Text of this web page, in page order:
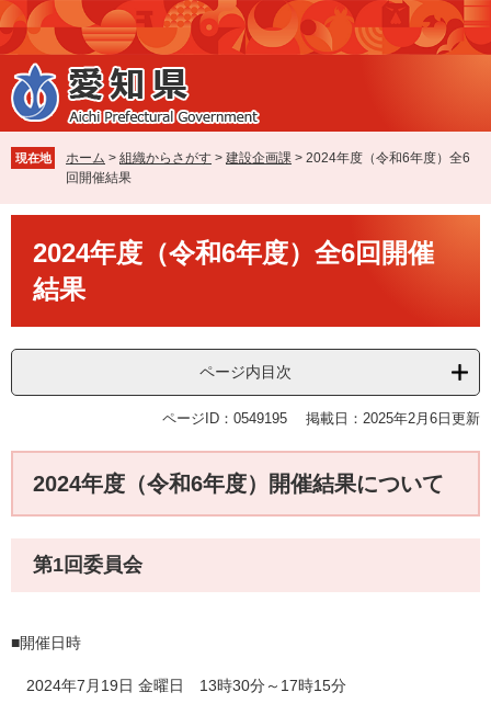
ペ
ー
ジ
の
先
で
す
メ
ニ
ュ
ー
を
ば
し
本
現在地 ホーム > 組織からさがす > 建設企画課 > 2024年度（令和6年度）全6
回開催結果
2024年度（令和6年度）全6回開催
結果
ページ内目次
ページID：0549195 掲載日：2025年2月6日更新
2024年度（令和6年度）開催結果について
第1回委員会
■開催日時
2024年7月19日 金曜日 13時30分～17時15分